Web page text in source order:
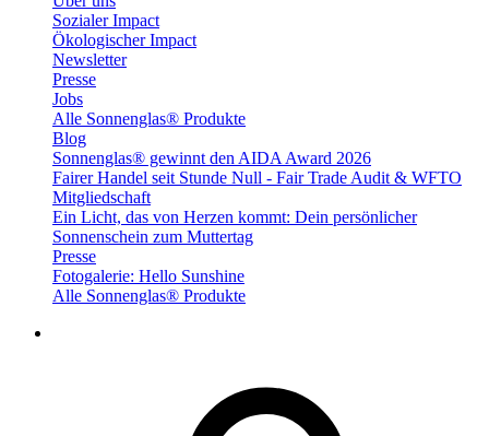
Sozialer Impact
Ökologischer Impact
Newsletter
Presse
Jobs
Alle Sonnenglas® Produkte
Blog
Sonnenglas® gewinnt den AIDA Award 2026
Fairer Handel seit Stunde Null - Fair Trade Audit & WFTO
Mitgliedschaft
Ein Licht, das von Herzen kommt: Dein persönlicher
Sonnenschein zum Muttertag
Presse
Fotogalerie: Hello Sunshine
Alle Sonnenglas® Produkte